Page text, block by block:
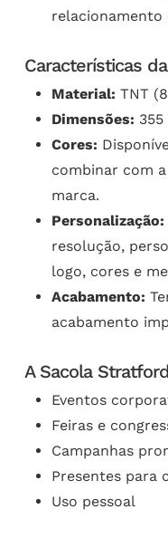
relacionamento
Características
Material: TNT
Dimensões:
Cores:
combinar com
marca.
Personalização:
resolução,
logo, cores e
Acabamento:
acabamento
A Sacola
Eventos
Feiras e
Campanhas
Presentes para
Uso pessoal